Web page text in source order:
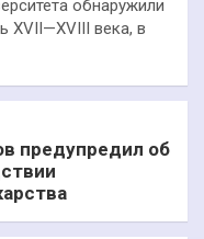
обнаружили
XVII—XVIII века, в
предупредил об